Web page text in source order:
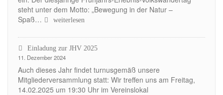
steht unter dem Motto: „Bewegung in der Natur –
Spaß…
Bewegung
der
Natur
–
Spaß
an
der
weiterlesen
Einladung zur JHV 2025
11. Dezember 2024
Auch dieses Jahr findet turnusgemäß unsere
Mitgliederversammlung statt: Wir treffen uns am Freitag,
14.02.2025 um 19:30 Uhr im Vereinslokal